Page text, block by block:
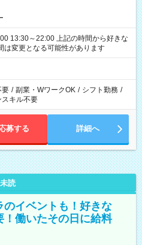
上記の時間から好きな
変更となる可能性があります
要 / 副業・WワークOK / シフト勤務 /
スキル不要
募する 詳細へ
未読
イベントも！好きな
働いたその日に給料